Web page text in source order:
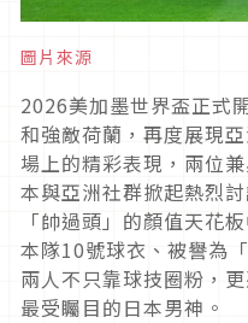
圖片來源
2026美加墨世界盃正式
和強敵荷蘭，再度展現
場上的精彩表現，兩位
本與亞洲社群掀起熱烈
「帥過頭」的顏值天花
本隊10號球衣、被譽為
兩人不只靠球技圈粉，
最受矚目的日本男神。